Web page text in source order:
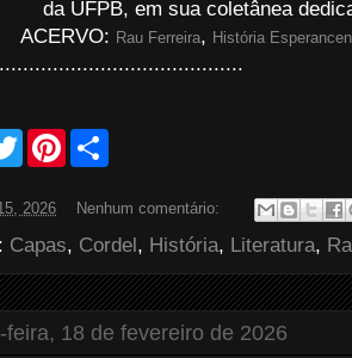
da UFPB, em sua coletânea
ACERVO: Rau Ferreira, História
T
w
t
r
P
e
s
t
e
2026 Nenhum comentário:
Capas, Cordel, História, Literatura,
feira, 18 de fevereiro de 2026